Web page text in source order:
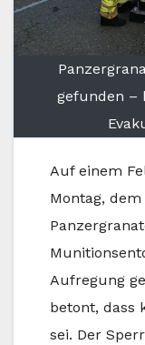
gefunden –
Auf einem
Montag,
Aufregung
betont, dass
sei. Der